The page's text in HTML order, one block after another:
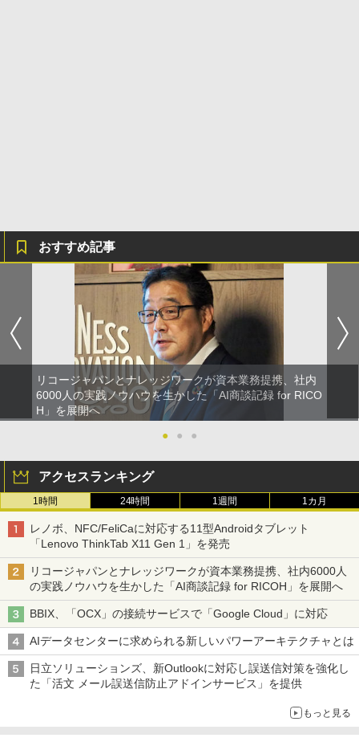
おすすめ記事
リコージャパンとナレッジワークが資本業務提携、社内
6000人の実践ノウハウを生かした「AI商談記録 for RICO
H」を展開へ
●
● ●
アクセスランキング
1時間 24時間 1週間 1カ月
レノボ、NFC/FeliCaに対応する11型Androidタブレット
「Lenovo ThinkTab X11 Gen 1」を発売
リコージャパンとナレッジワークが資本業務提携、社内6000人
の実践ノウハウを生かした「AI商談記録 for RICOH」を展開へ
BBIX、「OCX」の接続サービスで「Google Cloud」に対応
AIデータセンターに求められる新しいパワーアーキテクチャとは
日立ソリューションズ、新Outlookに対応し誤送信対策を強化し
た「活文 メール誤送信防止アドインサービス」を提供
もっと見る